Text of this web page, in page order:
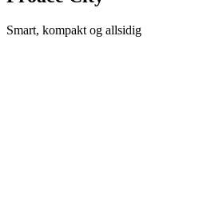
Smart, kompakt og allsidig